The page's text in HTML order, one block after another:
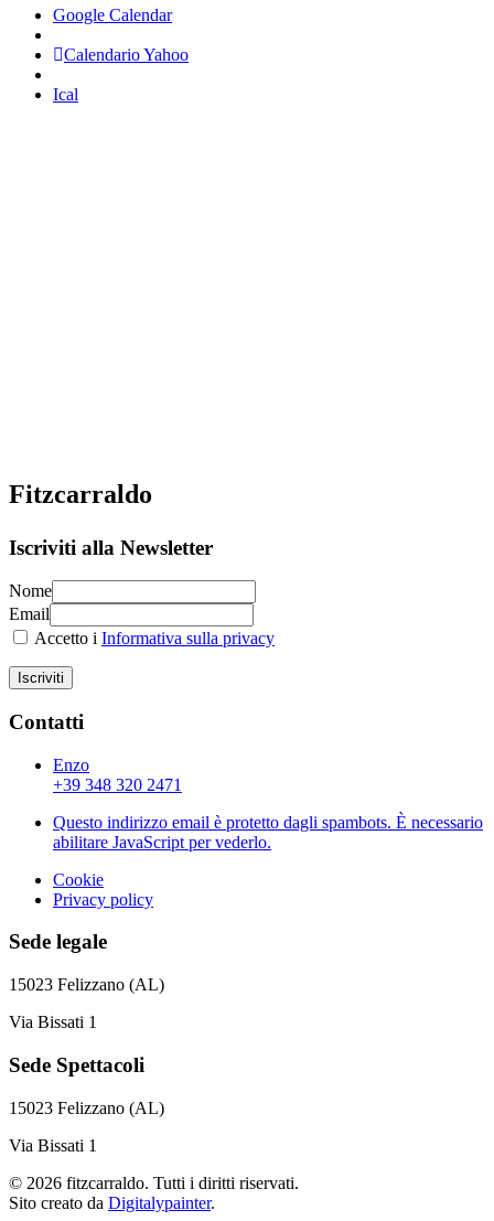
Google Calendar
Calendario Yahoo
Ical
Fitzcarraldo
Iscriviti alla Newsletter
Nome
Email
Accetto i Informativa sulla privacy
Iscriviti
Contatti
Enzo
+39 348 320 2471
Questo indirizzo email è protetto dagli spambots. È necessario
abilitare JavaScript per vederlo.
Cookie
Privacy policy
Sede legale
15023 Felizzano (AL)
Via Bissati 1
Sede Spettacoli
15023 Felizzano (AL)
Via Bissati 1
© 2026 fitzcarraldo. Tutti i diritti riservati.
Sito creato da Digitalypainter.